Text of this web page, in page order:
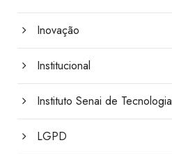
Inovação
Institucional
Instituto Senai de Tecnologia
LGPD